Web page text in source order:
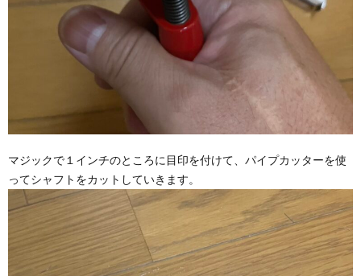
マジックで１インチのところに目印を付けて、パイプカッターを使
ってシャフトをカットしていきます。